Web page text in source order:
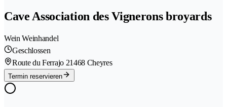
Cave Association des Vignerons broyards
Wein Weinhandel
Geschlossen
Route du Ferrajo 21468 Cheyres
Termin reservieren